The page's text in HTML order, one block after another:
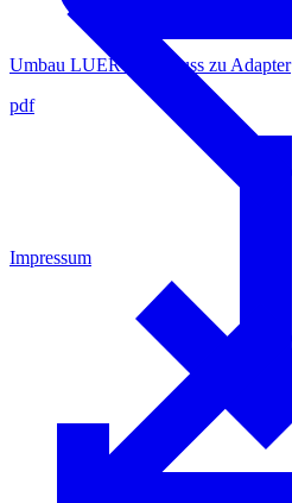
Umbau LUER-Anschluss zu Adapter
pdf
Impressum